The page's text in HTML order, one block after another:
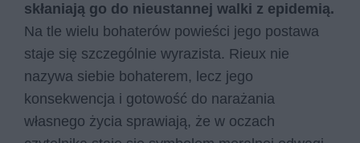
skłaniają go do nieustannej walki z epidemią.
Na tle wielu bohaterów powieści jego postawa
staje się szczególnie wyrazista. Rieux nie
nazywa siebie bohaterem, lecz jego
konsekwencja i gotowość do narażania
własnego życia sprawiają, że w oczach